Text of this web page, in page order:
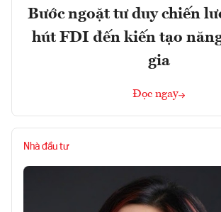
Bước ngoặt tư duy chiến
hút FDI đến kiến tạo
gia
Đọc ngay
Nhà đầu tư